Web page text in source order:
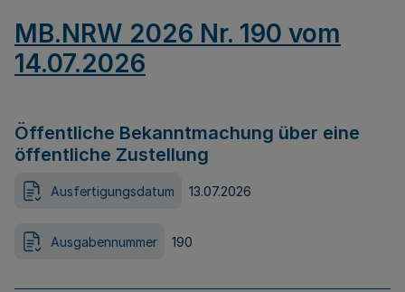
MB.NRW 2026 Nr. 190 vom
14.07.2026
Öffentliche Bekanntmachung über eine
öffentliche Zustellung
Ausfertigungsdatum 13.07.2026
Ausgabennummer 190